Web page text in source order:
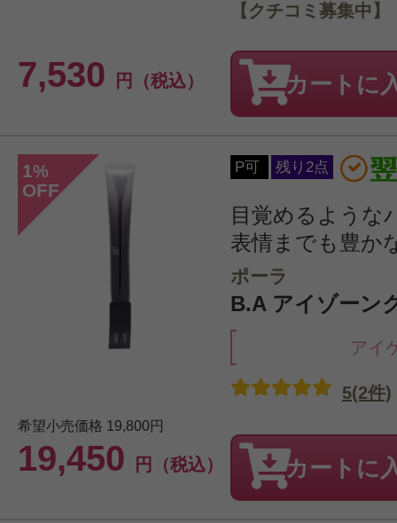
7,530 円（税込）
【クチコミ募集中】
カートに
1%
OFF
P可 残り2点
目覚めるような
表情までも豊か
ポーラ
B.A アイゾーン
アイ
希望小売価格 19,800円
19,450 円（税込）
5(2件)
カートに